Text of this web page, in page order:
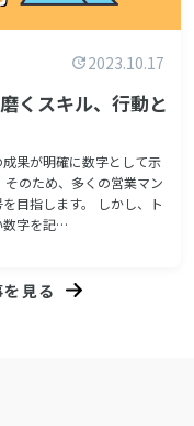
2023.10.17
くスキル、行動と
果が明確に数字として示
のため、多くの営業マン
目指します。 しかし、ト
数字を記…
見る